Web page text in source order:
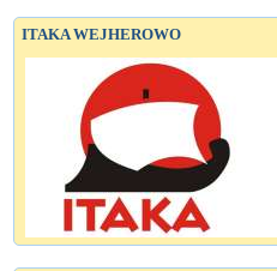
ITAKA WEJHEROWO